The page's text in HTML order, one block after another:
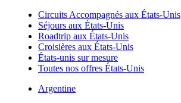
Circuits Accompagnés aux États-Unis
Séjours aux États-Unis
Roadtrip aux États-Unis
Croisières aux États-Unis
États-unis sur mesure
Toutes nos offres États-Unis
Argentine